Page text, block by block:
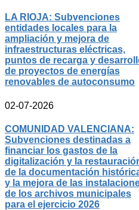
LA RIOJA: Subvenciones
entidades locales para la
ampliación y mejora de
infraestructuras eléctricas,
puntos de recarga y
de proyectos de energías
renovables de autoconsumo
02-07-2026
COMUNIDAD VALENCIANA:
Subvenciones destinadas a
financiar los gastos de la
digitalización y la
de la documentación
y la mejora de las
de los archivos municipales
para el ejercicio 2026